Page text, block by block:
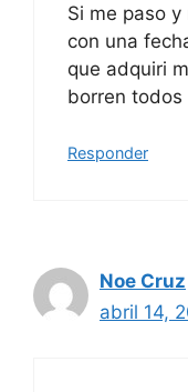
Si me paso
con una
que adquiri
borren todos
Responder
Noe Cruz
abril 14,